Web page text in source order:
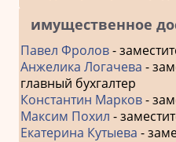
имущественное
Павел Фролов-
Анжелика Логачева -
главный бухгалтер
Константин Марков-
Максим Похил -
Екатерина Кутыева -